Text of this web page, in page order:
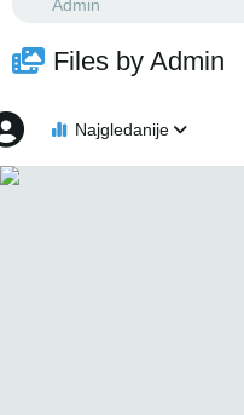
Files by Admin
Najgledanije